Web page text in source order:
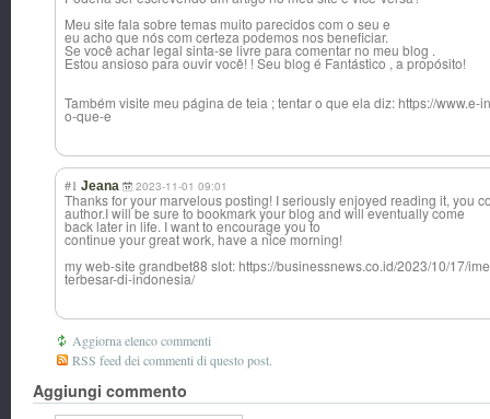
Meu site fala sobre temas muito parecidos com o seu e
eu acho que nós com certeza podemos nos beneficiar.
Se você achar legal sinta-se livre para comentar no meu blog .
Estou ansioso para ouvir você! ! Seu blog é Fantástico , a propósito!
Também visite meu página de teia ; tentar o que ela diz: https://
o-que-e
#1 Jeana 2023-11-01 09:01
Thanks for your marvelous posting! I seriously enjoyed reading it, you
author.I will be sure to bookmark your blog and will eventually come
back later in life. I want to encourage you to
continue your great work, have a nice morning!
my web-site grandbet88 slot: https://businessnews.co.id/2023/10/17/
terbesar-di-indonesia/
Aggiorna elenco commenti
RSS feed dei commenti di questo post.
Aggiungi commento